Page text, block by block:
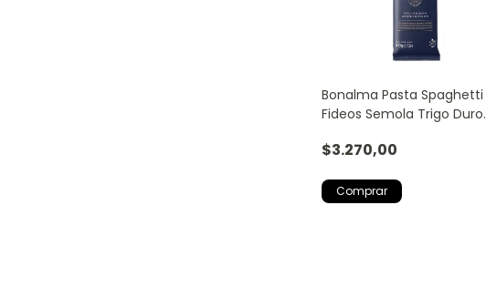
Bonalma Pasta Spaghetti
Fideos Semola Trigo Duro
$3.270,00